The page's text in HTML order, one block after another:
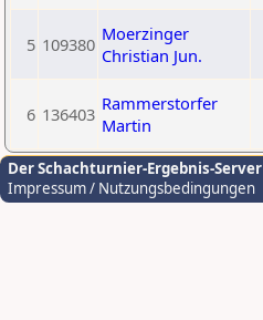
5 109380 Moerzinger
Christian Jun.
6 136403 Rammerstorfer
Martin
Der Schachturnier-Ergebnis-Server
Impressum / Nutzungsbedingungen